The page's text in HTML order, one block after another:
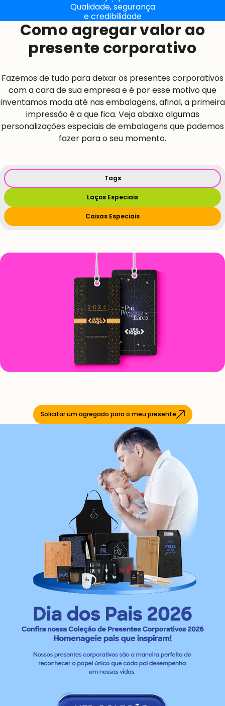
Qualidade, segurança
e credibilidade
Como agregar valor ao
presente corporativo
Fazemos de tudo para deixar os presentes corporativos
com a cara de sua empresa e é por esse motivo que
inventamos moda até nas embalagens, afinal, a primeira
impressão é a que fica. Veja abaixo algumas
personalizações especiais de embalagens que podemos
fazer para o seu momento.
Tags
Laços Especiais
Caixas Especiais
Solicitar um agregado para o meu presente